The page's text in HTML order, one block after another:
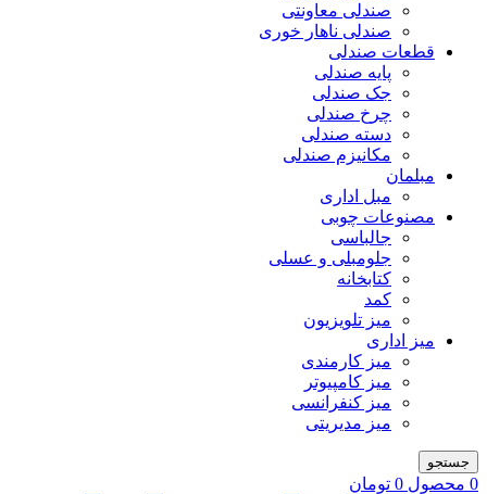
صندلی معاونتی
صندلی ناهار خوری
قطعات صندلی
پایه صندلی
جک صندلی
چرخ صندلی
دسته صندلی
مکانیزم صندلی
مبلمان
مبل اداری
مصنوعات چوبی
جالباسی
جلومبلی و عسلی
کتابخانه
کمد
میز تلویزیون
میز اداری
میز کارمندی
میز کامپیوتر
میز کنفرانسی
میز مدیریتی
جستجو
0 محصول 0 تومان